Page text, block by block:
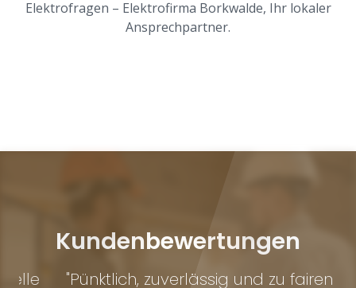
Elektrofragen – Elektrofirma Borkwalde, Ihr lokaler
Ansprechpartner.
Kundenbewertungen
"Pünktlich, zuverlässig und zu fairen